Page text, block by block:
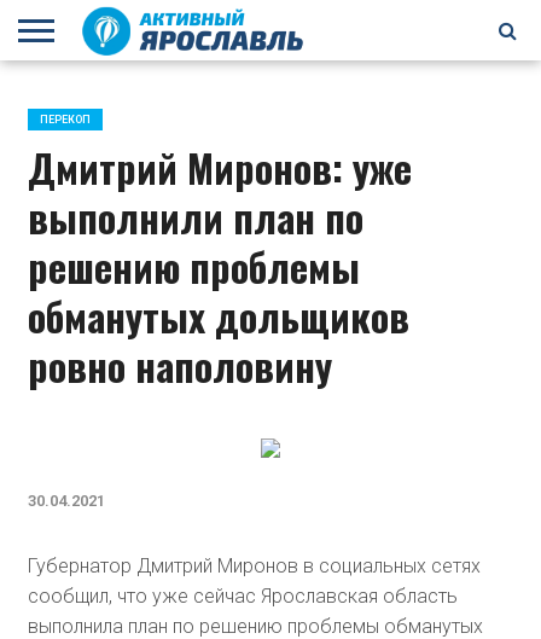
ЗАВОЛГА
КИРОВСКИЙ
НЕФТЕСТРОЙ
ПЕРЕКОП
ПЯТЕРКА
ФРУНЗЕНСКИЙ
ПРОЧЕЕ
ПЕРЕКОП
Дмитрий Миронов: уже
выполнили план по
решению проблемы
обманутых дольщиков
ровно наполовину
30.04.2021
Губернатор Дмитрий Миронов в социальных сетях
сообщил, что уже сейчас Ярославская область
выполнила план по решению проблемы обманутых